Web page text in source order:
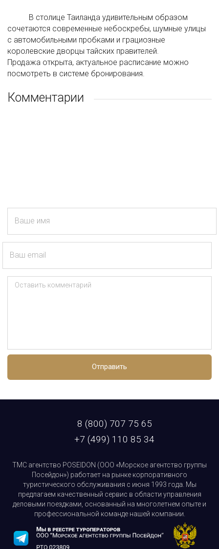
В столице Таиланда удивительным образом
сочетаются современные небоскребы, шумные улицы
с автомобильными пробками и грациозные
королевские дворцы тайских правителей.
Продажа открыта, актуальное расписание можно
посмотреть в системе бронирования.
Комментарии
Ваше имя
Ваш email
Оставить комментарий
Отправить
8 (800) 707 75 65
+7 (499) 110 85 34
ТМС агентство POSEIDON (ООО «Морское агентство группы
Посейдон») работает на рынке корпоративного
туристического обслуживания с июня 1993 года. Мы
предлагаем качественный сервис в области управления
деловыми поездками, основанный на многолетнем опыте и
профессиональной команде нашей компании.